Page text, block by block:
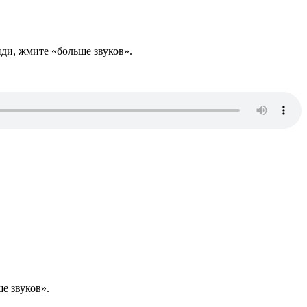
жмите «больше звуков».
звуков».